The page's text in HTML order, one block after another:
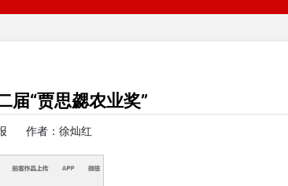
届“贾思勰农业奖”
作者：徐灿红